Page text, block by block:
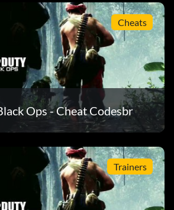
Cheats
Ops - Cheat Codesbr
Trainers